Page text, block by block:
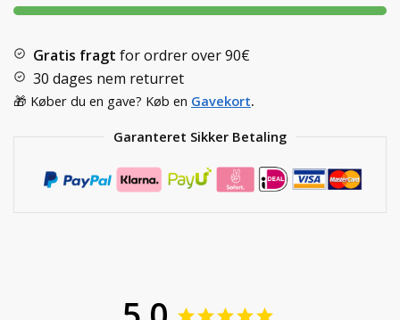
Gratis fragt for ordrer over90€
30 dages nem returret
🎁 Køber du en gave? Køb en Gavekort.
Garanteret Sikker Betaling